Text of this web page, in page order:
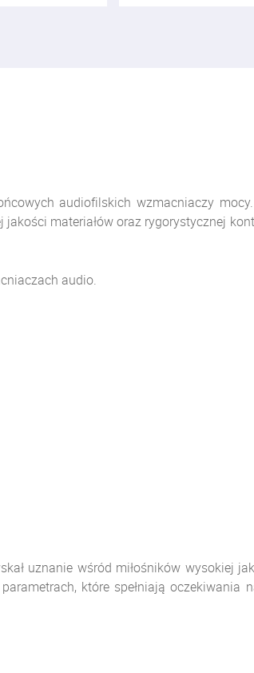
audiofilskich wzmacniaczy
materiałów oraz rygorystycznej
audio.
uznanie wśród miłośników wysokiej
które spełniają oczekiwania